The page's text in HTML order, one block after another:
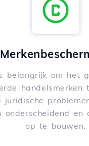
belangrijk om het
handelsmerken
juridische
onderscheidend en
op te bouwen.